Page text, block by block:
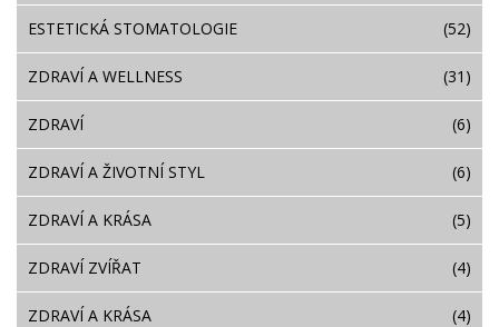
ESTETICKÁ STOMATOLOGIE (52)
ZDRAVÍ A WELLNESS (31)
ZDRAVÍ (6)
ZDRAVÍ A ŽIVOTNÍ STYL (6)
ZDRAVÍ A KRÁSA (5)
ZDRAVÍ ZVÍŘAT (4)
ZDRAVÍ A KRÁSA (4)